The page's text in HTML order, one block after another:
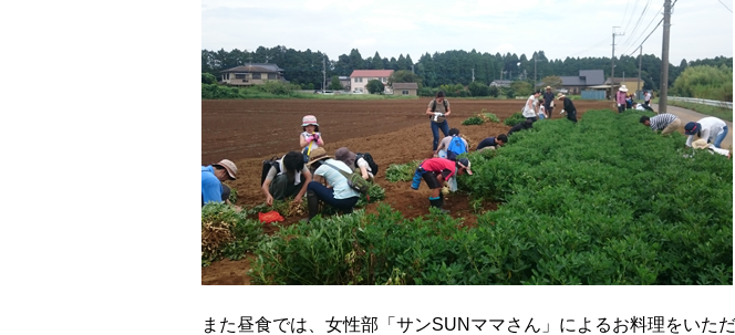
また昼食では、女性部「サンSUNママさん」によるお料理をいただ